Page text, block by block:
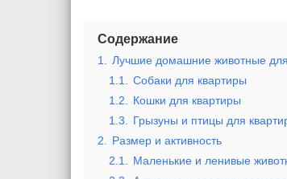
Содержание
1.
Лучшие домашние животные
1.1.
Собаки для квартиры
1.2.
Кошки для квартиры
1.3.
Грызуны и птицы для
2.
Размер и активность
2.1.
Маленькие и ленивые